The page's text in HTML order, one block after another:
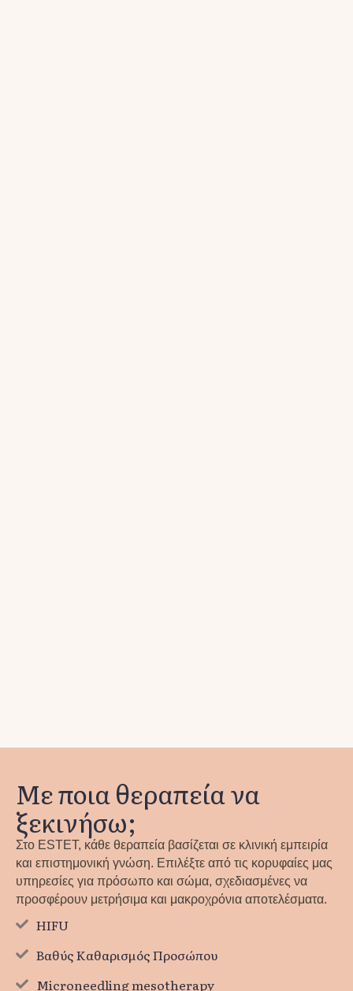
Με ποια θεραπεία να
ξεκινήσω;
Στο ESTET, κάθε θεραπεία βασίζεται σε κλινική εμπειρία
και επιστημονική γνώση. Επιλέξτε από τις κορυφαίες μας
υπηρεσίες για πρόσωπο και σώμα, σχεδιασμένες να
προσφέρουν μετρήσιμα και μακροχρόνια αποτελέσματα.
HIFU
Βαθύς Καθαρισμός Προσώπου
Microneedling mesotherapy